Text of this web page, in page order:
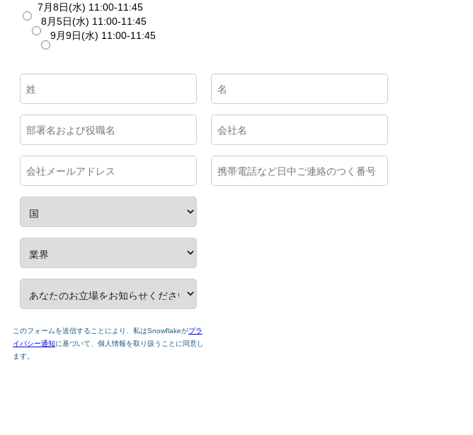
7月8日(水) 11:00-11:45
8月5日(水) 11:00-11:45
9月9日(水) 11:00-11:45
このフォームを送信することにより、私はSnowflakeがプラ
イバシー通知に基づいて、個人情報を取り扱うことに同意し
ます。